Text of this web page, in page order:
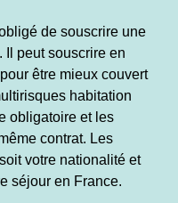
de souscrire une
peut souscrire en
être mieux couvert
habitation
obligatoire et les
contrat. Les
votre nationalité et
séjour en France.